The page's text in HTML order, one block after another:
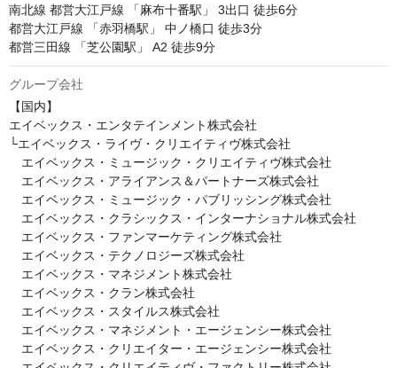
南北線 都営大江戸線 「麻布十番駅」 3出口 徒歩6分
都営大江戸線 「赤羽橋駅」 中ノ橋口 徒歩3分
都営三田線 「芝公園駅」 A2 徒歩9分
グループ会社
【国内】
エイベックス・エンタテインメント株式会社
└エイベックス・ライヴ・クリエイティヴ株式会社
エイベックス・ミュージック・クリエイティヴ株式会社
エイベックス・アライアンス＆パートナーズ株式会社
エイベックス・ミュージック・パブリッシング株式会社
エイベックス・クラシックス・インターナショナル株式会社
エイベックス・ファンマーケティング株式会社
エイベックス・テクノロジーズ株式会社
エイベックス・マネジメント株式会社
エイベックス・クラン株式会社
エイベックス・スタイルス株式会社
エイベックス・マネジメント・エージェンシー株式会社
エイベックス・クリエイター・エージェンシー株式会社